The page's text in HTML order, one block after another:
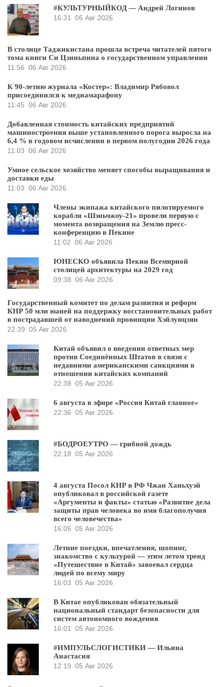
#КУЛЬТУРНЫЙКОД — Андрей Логинов
16:31
06 Авг 2026
В столице Таджикистана прошла встреча читателей пятого
тома книги Си Цзиньпина о государственном управлении
11:56 06 Авг 2026
К 90-летию журнала «Костер»: Владимир Рябовол
присоединился к медиамарафону
11:45 06 Авг 2026
Добавленная стоимость китайских предприятий
машиностроения выше установленного порога выросла на
6,4 % в годовом исчислении в первом полугодии 2026 года
11:03 06 Авг 2026
Умное сельское хозяйство меняет способы выращивания и
доставки еды
11:03 06 Авг 2026
Члены экипажа китайского пилотируемого
корабля «Шэньчжоу-21» провели первую с
момента возвращения на Землю пресс-
конференцию в Пекине
11:02 06 Авг 2026
ЮНЕСКО объявила Пекин Всемирной
столицей архитектуры на 2029 год
09:38 06 Авг 2026
Государственный комитет по делам развития и реформ
КНР 50 млн юаней на поддержку восстановительных работ
в пострадавшей от наводнений провинции Хэйлунцзян
22:39 05 Авг 2026
Китай объявил о введении ответных мер
против Соединённых Штатов в связи с
недавними американскими санкциями в
отношении китайских компаний
22:38 05 Авг 2026
6 августа в эфире «Россия Китай главное»
22:36 05 Авг 2026
#БОДРОЕУТРО — грибной дождь
22:18 05 Авг 2026
4 августа Посол КНР в РФ Чжан Ханьхуэй
опубликовал в российской газете
«Аргументы и факты» статью «Развитие дела
защиты прав человека во имя благополучия
всего человечества»
16:05 05 Авг 2026
Летние поездки, впечатления, шопинг,
знакомство с культурой — этим летом тренд
«Путешествие в Китай» завоевал сердца
людей по всему миру
16:03 05 Авг 2026
В Китае опубликован обязательный
национальный стандарт безопасности для
систем автономного вождения
16:01
05 Авг 2026
#ИМПУЛЬСЛОГИСТИКИ — Ильина
Анастасия
12:19 05 Авг 2026